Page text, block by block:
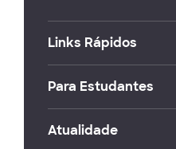
Links Rápidos
Para Estudantes
Atualidade